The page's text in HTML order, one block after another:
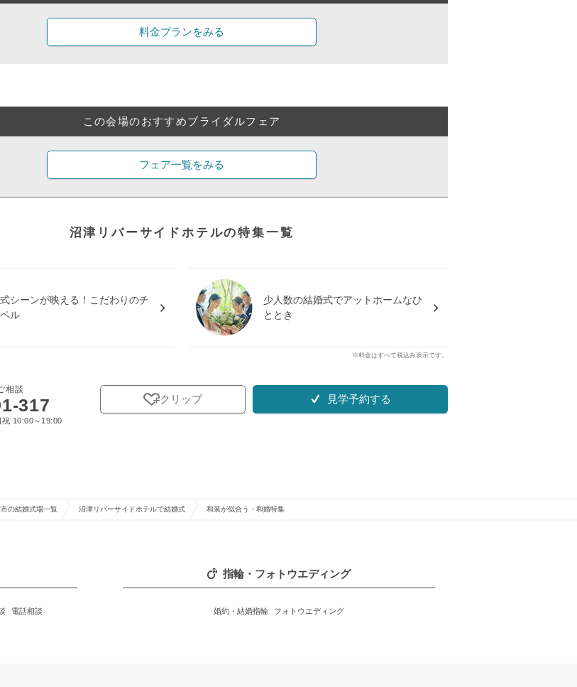
料金プランをみる
この会場のおすすめブライダルフェア
フェア一覧をみる
沼津リバーサイドホテルの特集一覧
シーンが映える！こだわりのチ
ル
少人数の結婚式でアットホームなひ
ととき
※料金はすべて税込み表示です。
相談
317
10:00～19:00
クリップ 見学予約する
の結婚式場一覧 沼津リバーサイドホテルで結婚式 和装が似合う・和婚特集
電話相談
指輪・フォトウエディング
婚約・結婚指輪 フォトウエディング